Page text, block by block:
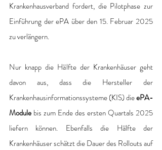
Krankenhausverband fordert, die Pilotphase zur
Einführung der ePA über den 15. Februar 2025
zu verlängern.
Nur knapp die Hälfte der Krankenhäuser geht
davon aus, dass die Hersteller der
Krankenhausinformationssysteme (KIS) die ePA-
Module bis zum Ende des ersten Quartals 2025
liefern können. Ebenfalls die Hälfte der
Krankenhäuser schätzt die Dauer des Rollouts auf